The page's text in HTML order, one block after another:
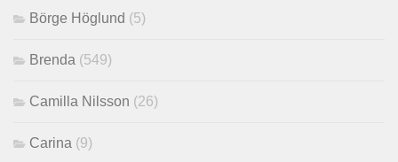
Börge Höglund (5)
Brenda (549)
Camilla Nilsson (26)
Carina (9)